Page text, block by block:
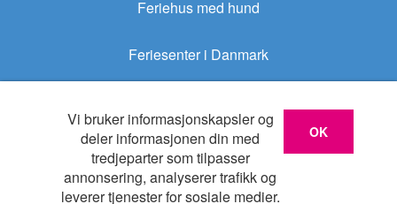
Feriehus med hund
Feriesenter i Danmark
Sommerhus.no
Sommerhus.dk
Vi bruker informasjonskapsler og
deler informasjonen din med
tredjeparter som tilpasser
annonsering, analyserer trafikk og
leverer tjenester for sosiale medier.
OK